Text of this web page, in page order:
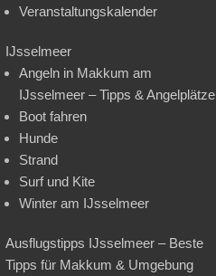
Veranstaltungskalender
IJsselmeer
Angeln in Makkum am
IJsselmeer – Tipps & Angelplätze
Boot fahren
Hunde
Strand
Surf und Kite
Winter am IJsselmeer
Ausflugstipps IJsselmeer – Beste
Tipps für Makkum & Umgebung